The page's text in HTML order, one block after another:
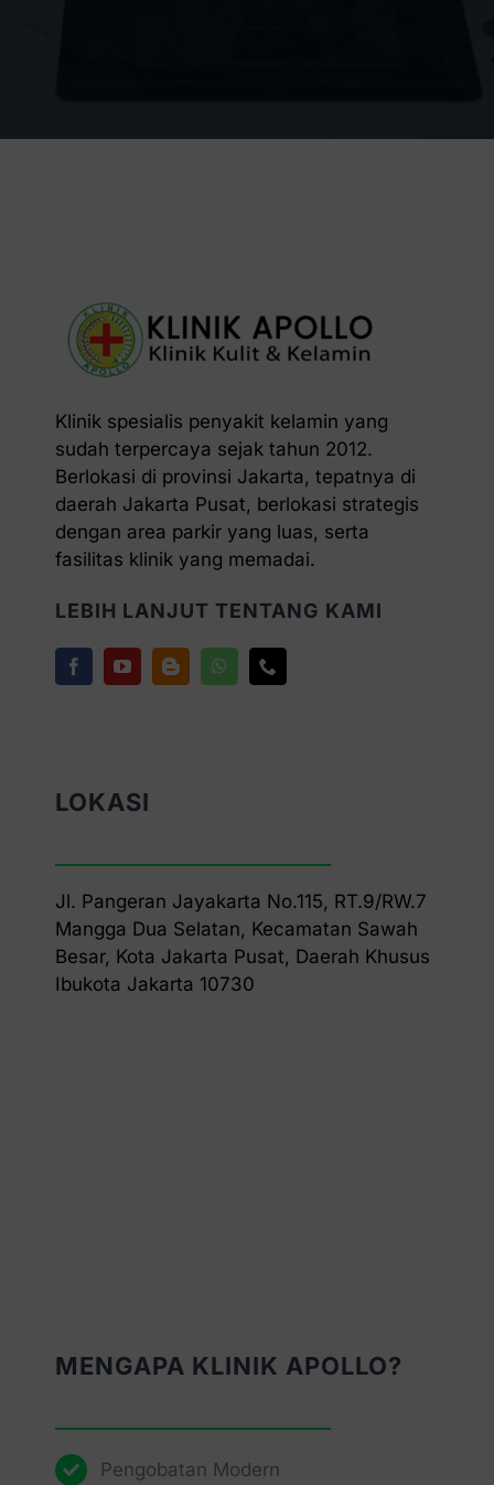
Klinik spesialis penyakit kelamin yang
sudah terpercaya sejak tahun 2012.
Berlokasi di provinsi Jakarta, tepatnya di
daerah Jakarta Pusat, berlokasi strategis
dengan area parkir yang luas, serta
fasilitas klinik yang memadai.
LEBIH LANJUT TENTANG KAMI
LOKASI
Jl. Pangeran Jayakarta No.115, RT.9/RW.7
Mangga Dua Selatan, Kecamatan Sawah
Besar, Kota Jakarta Pusat, Daerah Khusus
Ibukota Jakarta 10730
MENGAPA KLINIK APOLLO?
Pengobatan Modern